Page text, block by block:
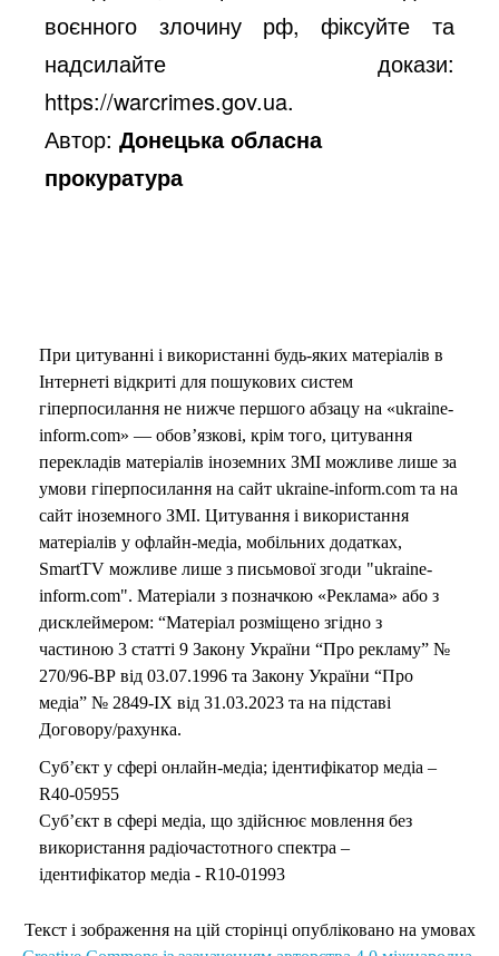
воєнного злочину рф, фіксуйте та
надсилайте докази:
https://warcrimes.gov.ua.
Автор:Донецька обласна
прокуратура
При цитуванні і використанні будь-яких матеріалів в
Інтернеті відкриті для пошукових систем
гіперпосилання не нижче першого абзацу на «ukraine-
inform.com» — обов’язкові, крім того, цитування
перекладів матеріалів іноземних ЗМІ можливе лише за
умови гіперпосилання на сайт ukraine-inform.com та на
сайт іноземного ЗМІ. Цитування і використання
матеріалів у офлайн-медіа, мобільних додатках,
SmartTV можливе лише з письмової згоди "ukraine-
inform.com". Матеріали з позначкою «Реклама» або з
дисклеймером: “Матеріал розміщено згідно з
частиною 3 статті 9 Закону України “Про рекламу” №
270/96-ВР від 03.07.1996 та Закону України “Про
медіа” № 2849-IX від 31.03.2023 та на підставі
Договору/рахунка.
Суб’єкт у сфері онлайн-медіа; ідентифікатор медіа –
R40-05955
Суб’єкт в сфері медіа, що здійснює мовлення без
використання радіочастотного спектра –
ідентифікатор медіа - R10-01993
Текст і зображення на цій сторінці опубліковано на умовах